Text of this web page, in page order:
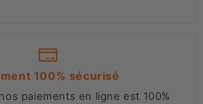
100% sécurisé
paiements en ligne est 100%